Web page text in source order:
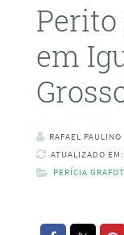
em
RAFAEL PAULINO
ATUALIZADO
PERÍCIA